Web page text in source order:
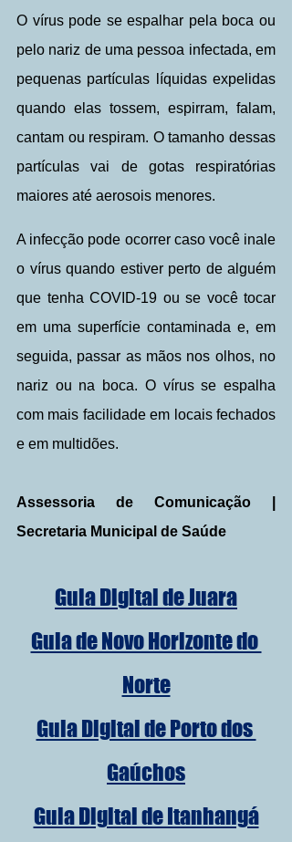
O vírus pode se espalhar pela boca ou
pelo nariz de uma pessoa infectada, em
pequenas partículas líquidas expelidas
quando elas tossem, espirram, falam,
cantam ou respiram. O tamanho dessas
partículas vai de gotas respiratórias
maiores até aerosois menores.
A infecção pode ocorrer caso você inale
o vírus quando estiver perto de alguém
que tenha COVID-19 ou se você tocar
em uma superfície contaminada e, em
seguida, passar as mãos nos olhos, no
nariz ou na boca. O vírus se espalha
com mais facilidade em locais fechados
e em multidões.
Assessoria de Comunicação |
Secretaria Municipal de Saúde
Guia Digital de Juara
Guia de Novo Horizonte do
Norte
Guia Digital de Porto dos
Gaúchos
Guia Digital de Itanhangá